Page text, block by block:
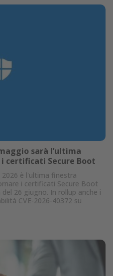
sarà l’ultima
certificati Secure Boot
è l'ultima finestra
i certificati Secure Boot
26 giugno. In rollup anche i
CVE-2026-40372 su